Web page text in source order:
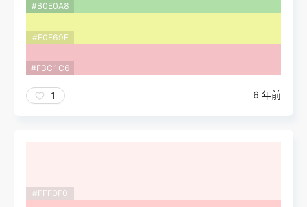
#B0E0A8
#F0F69F
#F3C1C6
1 6 年前
#FFF0F0